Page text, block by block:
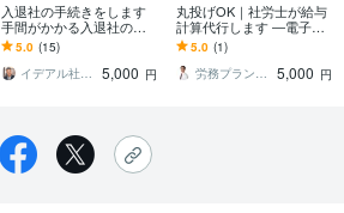
入退社の手続きをします
手間がかかる入退社の手
続きを迅速にサポートし
ます
5.0 (15)
イデアル社会保険労務士事務所
5,000 円
丸投げOK｜社労士が給与
計算代行します ―電子明
細書発行も別途発行が可
能です。
5.0 (1)
労務プランニング オフィスINOUE
5,000 円